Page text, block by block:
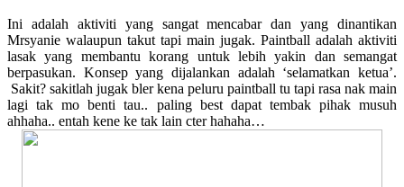
Ini adalah aktiviti yang sangat mencabar dan yang dinantikan
Mrsyanie walaupun takut tapi main jugak. Paintball adalah aktiviti
lasak yang membantu korang untuk lebih yakin dan semangat
berpasukan. Konsep yang dijalankan adalah ‘selamatkan ketua’.
Sakit? sakitlah jugak bler kena peluru paintball tu tapi rasa nak main
lagi tak mo benti tau.. paling best dapat tembak pihak musuh
ahhaha.. entah kene ke tak lain cter hahaha…